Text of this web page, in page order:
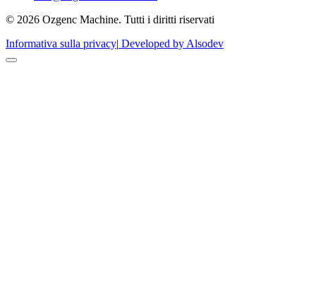
© 2026 Ozgenc Machine. Tutti i diritti riservati
Informativa sulla privacy| Developed by Alsodev